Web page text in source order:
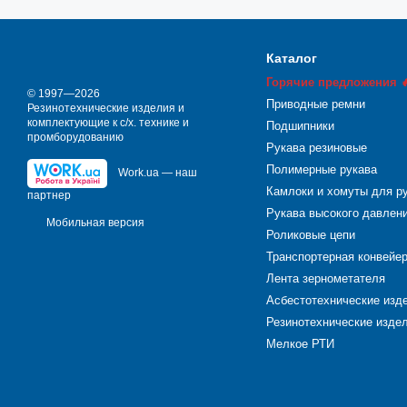
В зависимости от
для различные сфер
имеющие разные
разнопрофильные:
зачастую
Шнур резиновый
Это неформовое
Чтобы подобрать
критериями являются -
© 1997—2026
Резинотехнические изделия и
комплектующие к с/х. технике и
промборудованию
Work.ua — наш
партнер
Мобильная версия
Каталог
Горячие предложения
Приводные ремни
Подшипники
Рукава резиновые
Полимерные рукава
Камлоки и хомуты для
Рукава высокого
Роликовые цепи
Транспортерная
Лента зернометателя
Асбестотехнические
Резинотехнические
Мелкое РТИ